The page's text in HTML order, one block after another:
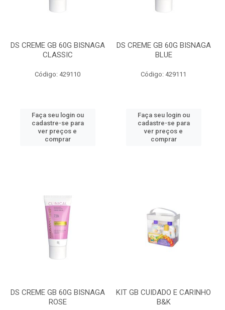
DS CREME GB 60G BISNAGA
CLASSIC
Código: 429110
Faça seu login ou
cadastre-se para
ver preços e
comprar
DS CREME GB 60G BISNAGA
BLUE
Código: 429111
Faça seu login ou
cadastre-se para
ver preços e
comprar
DS CREME GB 60G BISNAGA
ROSE
KIT GB CUIDADO E CARINHO
B&K